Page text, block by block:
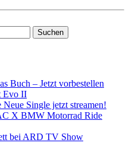
Buch – Jetzt vorbestellen
Evo II
Single jetzt streamen!
X BMW Motorrad Ride
bei ARD TV Show